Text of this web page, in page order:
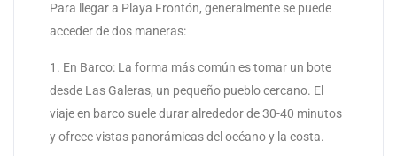
Para llegar a Playa Frontón, generalmente se puede
acceder de dos maneras:
1. En Barco: La forma más común es tomar un bote
desde Las Galeras, un pequeño pueblo cercano. El
viaje en barco suele durar alrededor de 30-40 minutos
y ofrece vistas panorámicas del océano y la costa.